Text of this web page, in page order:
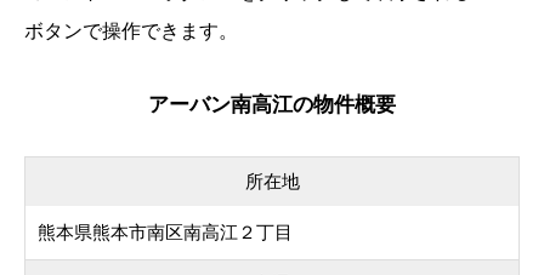
ボタンで操作できます。
アーバン南高江の物件概要
所在地
熊本県熊本市南区南高江２丁目